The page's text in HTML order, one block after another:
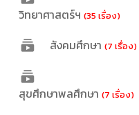
วิทยาศาสตร์ฯ (35 เรื่อง)
สังคมศึกษา (7 เรื่อง)
สุขศึกษาพลศึกษา (7 เรื่อง)